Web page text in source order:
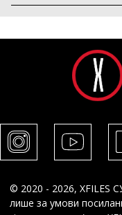
© 2020 - 2026, XFILES
лише за умови